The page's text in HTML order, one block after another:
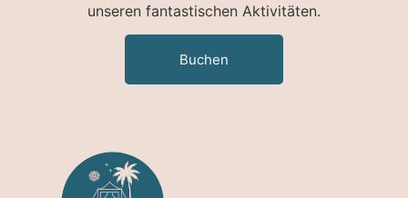
unseren fantastischen Aktivitäten.
Buchen